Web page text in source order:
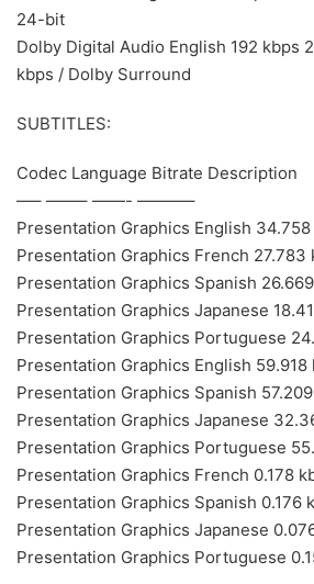
24-bit
Dolby Digital Audio English 192 kbps
kbps / Dolby Surround
SUBTITLES:
Codec Language Bitrate Description
—– ——– ——- ———–
Presentation Graphics English 34.758
Presentation Graphics French 27.783
Presentation Graphics Spanish
Presentation Graphics Japanese
Presentation Graphics Portuguese
Presentation Graphics English 59.918
Presentation Graphics Spanish
Presentation Graphics Japanese
Presentation Graphics Portuguese
Presentation Graphics French 0.178
Presentation Graphics Spanish 0.176
Presentation Graphics Japanese
Presentation Graphics Portuguese